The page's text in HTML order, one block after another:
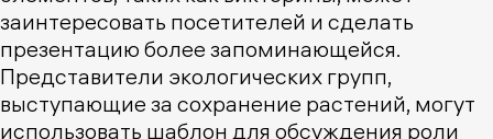
заинтересовать посетителей и сделать
презентацию более запоминающейся.
Представители экологических групп,
выступающие за сохранение растений, могут
использовать шаблон для обсуждения роли